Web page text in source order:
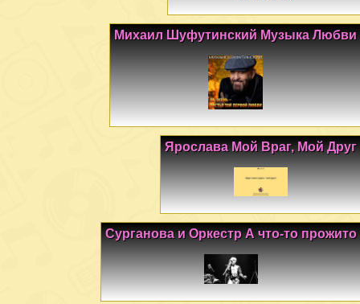
Михаил Шуфутинский Музыка Любви
Ярослава Мой Враг, Мой Друг
Сурганова и Оркестр А что-то прожито